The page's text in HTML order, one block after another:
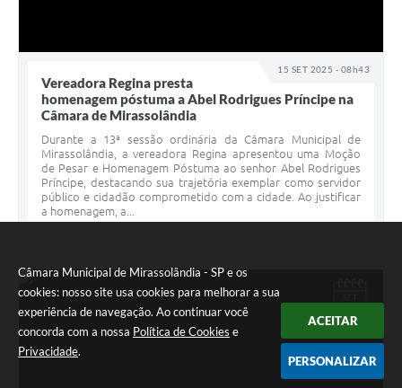
Câmara Municipal de Mirassolândia - SP e os
cookies: nosso site usa cookies para melhorar a sua
experiência de navegação. Ao continuar você
concorda com a nossa Política de Cookies e
Privacidade.
ACEITAR
PERSONALIZAR
15 SET 2025 - 08h43
Vereadora Regina presta
homenagem póstuma a Abel Rodrigues Príncipe na
Câmara de Mirassolândia
Durante a 13ª sessão ordinária da Câmara Municipal de
Mirassolândia, a vereadora Regina apresentou uma Moção
de Pesar e Homenagem Póstuma ao senhor Abel Rodrigues
Príncipe, destacando sua trajetória exemplar como servidor
público e cidadão comprometido com a cidade. Ao justificar
a homenagem, a...
15